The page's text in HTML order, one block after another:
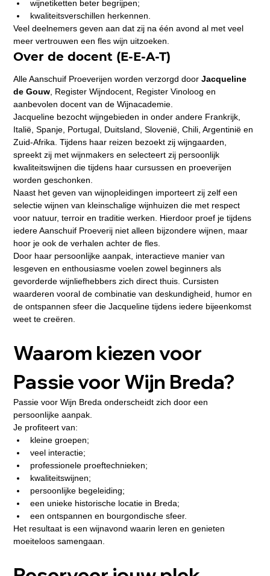
wijnetiketten beter begrijpen;
kwaliteitsverschillen herkennen.
Veel deelnemers geven aan dat zij na één avond al met veel
meer vertrouwen een fles wijn uitzoeken.
Over de docent (E-E-A-T)
Alle Aanschuif Proeverijen worden verzorgd door Jacqueline
de Gouw, Register Wijndocent, Register Vinoloog en
aanbevolen docent van de Wijnacademie.
Jacqueline bezocht wijngebieden in onder andere Frankrijk,
Italië, Spanje, Portugal, Duitsland, Slovenië, Chili, Argentinië en
Zuid-Afrika. Tijdens haar reizen bezoekt zij wijngaarden,
spreekt zij met wijnmakers en selecteert zij persoonlijk
kwaliteitswijnen die tijdens haar cursussen en proeverijen
worden geschonken.
Naast het geven van wijnopleidingen importeert zij zelf een
selectie wijnen van kleinschalige wijnhuizen die met respect
voor natuur, terroir en traditie werken. Hierdoor proef je tijdens
iedere Aanschuif Proeverij niet alleen bijzondere wijnen, maar
hoor je ook de verhalen achter de fles.
Door haar persoonlijke aanpak, interactieve manier van
lesgeven en enthousiasme voelen zowel beginners als
gevorderde wijnliefhebbers zich direct thuis. Cursisten
waarderen vooral de combinatie van deskundigheid, humor en
de ontspannen sfeer die Jacqueline tijdens iedere bijeenkomst
weet te creëren.
Waarom kiezen voor
Passie voor Wijn Breda?
Passie voor Wijn Breda onderscheidt zich door een
persoonlijke aanpak.
Je profiteert van:
kleine groepen;
veel interactie;
professionele proeftechnieken;
kwaliteitswijnen;
persoonlijke begeleiding;
een unieke historische locatie in Breda;
een ontspannen en bourgondische sfeer.
Het resultaat is een wijnavond waarin leren en genieten
moeiteloos samengaan.